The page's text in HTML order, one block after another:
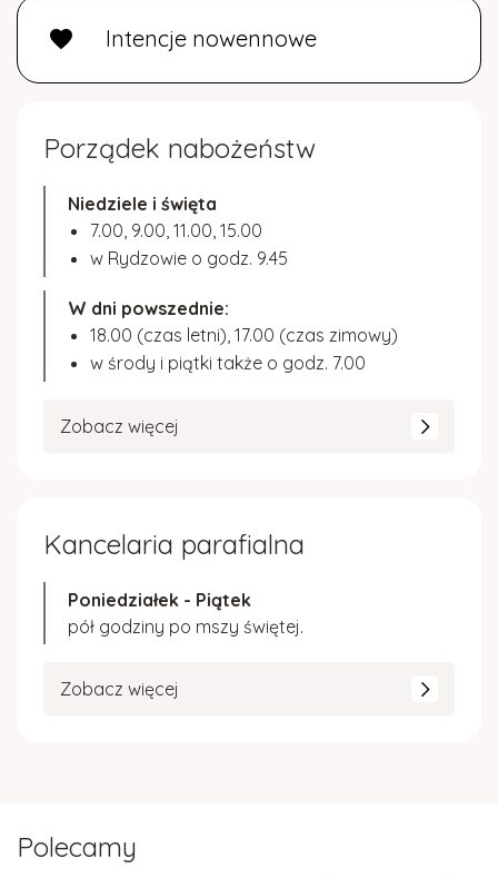
favorite Intencje nowennowe
Porządek nabożeństw
Niedziele i święta
7.00, 9.00, 11.00, 15.00
w Rydzowie o godz. 9.45
W dni powszednie:
18.00 (czas letni), 17.00 (czas zimowy)
w środy i piątki także o godz. 7.00
Zobacz więcej
Kancelaria parafialna
Poniedziałek - Piątek
pół godziny po mszy świętej.
Zobacz więcej
Polecamy